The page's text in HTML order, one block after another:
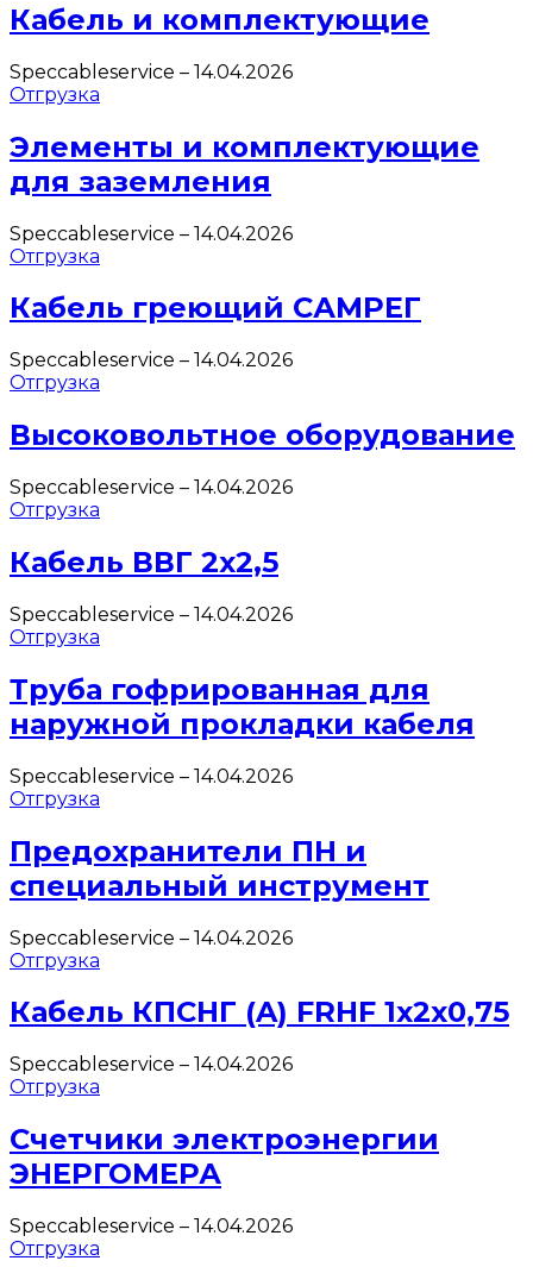
Кабель и комплектующие
Speccableservice – 14.04.2026
Отгрузка
Элементы и комплектующие
для заземления
Speccableservice – 14.04.2026
Отгрузка
Кабель греющий САМРЕГ
Speccableservice – 14.04.2026
Отгрузка
Высоковольтное оборудование
Speccableservice – 14.04.2026
Отгрузка
Кабель ВВГ 2х2,5
Speccableservice – 14.04.2026
Отгрузка
Труба гофрированная для
наружной прокладки кабеля
Speccableservice – 14.04.2026
Отгрузка
Предохранители ПН и
специальный инструмент
Speccableservice – 14.04.2026
Отгрузка
Кабель КПСНГ (A) FRHF 1х2х0,75
Speccableservice – 14.04.2026
Отгрузка
Счетчики электроэнергии
ЭНЕРГОМЕРА
Speccableservice – 14.04.2026
Отгрузка